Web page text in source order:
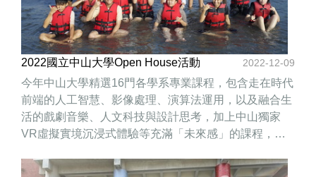
2022國立中山大學Open House活動 2022-12-09
今年中山大學精選16門各學系專業課程，包含走在時代
前端的人工智慧、影像處理、演算法運用，以及融合生
活的戲劇音樂、人文科技與設計思考，加上中山獨家
VR虛擬實境沉浸式體驗等充滿「未來感」的課程，讓
禮，活動也特別規劃「中山限定體驗課程」！安排學生